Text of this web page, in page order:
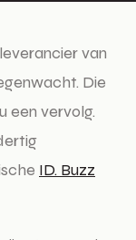
van
Die
een vervolg.
ID. Buzz